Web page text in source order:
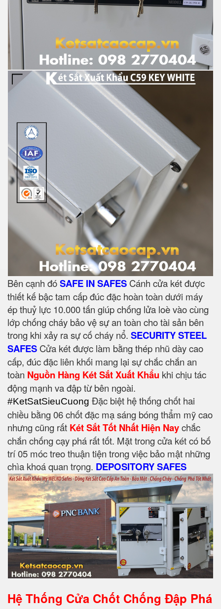
Bên cạnh đóSAFE IN SAFES Cánh cửa két được
thiết kế bậc tam cấp đúc đặc hoàn toàn dưới máy
ép thuỷ lực 10.000 tấn giúp chống lửa loè vào cùng
lớp chống cháy bảo vệ sự an toàn cho tài sản bên
trong khi xảy ra sự cố cháy nổ. SECURITY STEEL
SAFES Cửa két được làm bằng thép nhũ dày cao
cấp, đúc đặc liên khối mang lại sự chắc chắn an
toàn Nguồn Hàng Két Sắt Xuất Khẩu khi chịu tác
động mạnh va đập từ bên ngoài.
#KetSatSieuCuong Đặc biệt hệ thống chốt hai
chiều bằng 06 chốt đặc mạ sáng bóng thẩm mỹ cao
nhưng cũng rất Két Sắt Tốt Nhất Hiện Naychắc
chắn chống cạy phá rất tốt. Mặt trong cửa két có bố
trí 05 móc treo thuận tiện trong việc bảo mật những
chìa khoá quan trọng. DEPOSITORY SAFES
Hệ Thống Cửa Chốt Chống Đập Phá